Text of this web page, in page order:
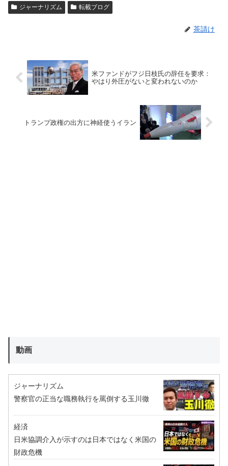
ジャーナリズム 転載ブログ
茶請け
米ファンドがフジ日枝氏の辞任を要求：
やはり外圧がないと変われないのか
トランプ政権の出方に神経使うイラン
動画
ジャーナリズム
警察官の正当な職務執行を罵倒する玉川徹
経済
日米協調介入が示すのは日本ではなく米国の
財政危機